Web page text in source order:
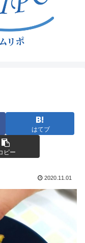
はてブ
ピー
2020.11.01